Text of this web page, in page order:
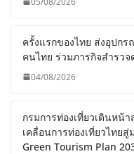
ครั้งแรกของไทย ส่งอุปกร
คนไทย ร่วมภารกิจสำรว
04/08/2026
กรมการท่องเที่ยวเดินหน้
เคลื่อนการท่องเที่ยวไทย
Green Tourism Plan